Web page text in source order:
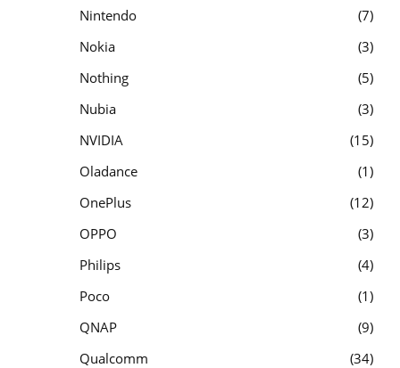
Nintendo
7
Nokia
3
Nothing
5
Nubia
3
NVIDIA
15
Oladance
1
OnePlus
12
OPPO
3
Philips
4
Poco
1
QNAP
9
Qualcomm
34